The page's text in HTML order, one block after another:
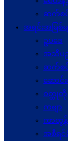
ဆက်စပ်
အရင်းအမြစ်မ
ဥပဒေ
အသိပည
ဆက်စပ်
ဆောင်း
ဝတ္ထုတို
ကဗျာ
ကာတွန်
အစီရင်